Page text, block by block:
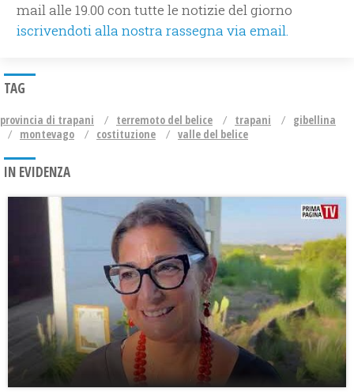
mail alle 19.00 con tutte le notizie del giorno
iscrivendoti alla nostra rassegna via email.
TAG
provincia di trapani terremoto del belice trapani
gibellina
montevago
costituzione valle del belice
IN EVIDENZA